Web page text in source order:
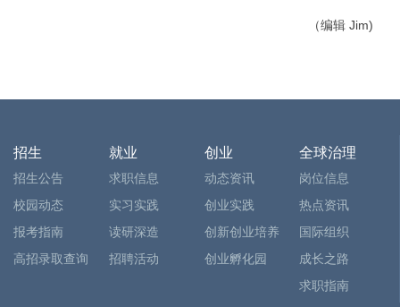
（编辑 Jim)
招生
招生公告
校园动态
报考指南
高招录取查询
就业
求职信息
实习实践
读研深造
招聘活动
创业
动态资讯
创业实践
创新创业培养
创业孵化园
全球治理
岗位信息
热点资讯
国际组织
成长之路
求职指南